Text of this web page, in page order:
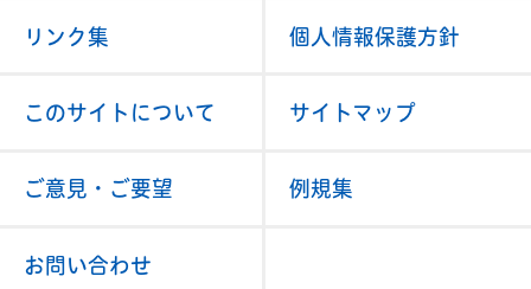
リンク集 個人情報保護方針
このサイトについて サイトマップ
ご意見・ご要望 例規集
お問い合わせ